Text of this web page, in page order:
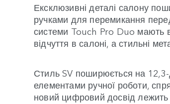
Ексклюзивні деталі салону
ручками для перемикання
системи Touch Pro Duo мають
відчуття в салоні, а стильні
Стиль SV поширюється на
елементами ручної роботи,
новий цифровий досвід лежить